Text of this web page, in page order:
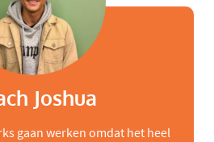
Joshua
gaan werken omdat het heel